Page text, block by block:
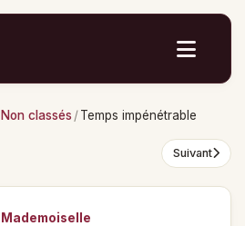
Non classés /Temps impénétrable
Suivant
Mademoiselle